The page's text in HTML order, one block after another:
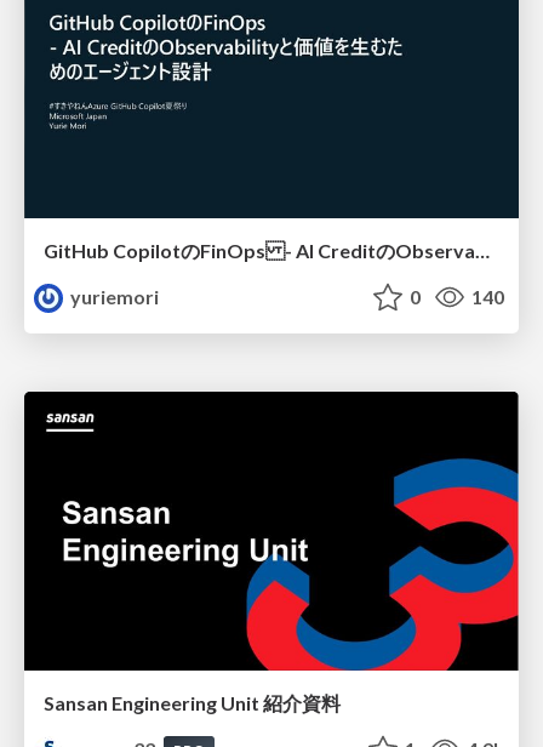
GitHub CopilotのFinOps - AI CreditのObservabilityと価値を生むためのエージェント設計
yuriemori
0 140
Sansan Engineering Unit 紹介資料